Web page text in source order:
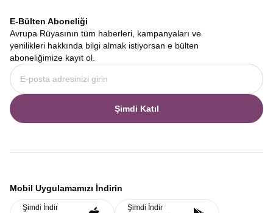
E-Bülten Aboneliği
Avrupa Rüyasının tüm haberleri, kampanyaları ve
yenilikleri hakkında bilgi almak istiyorsan e bülten
aboneliğimize kayıt ol.
Şimdi Katıl
Mobil Uygulamamızı İndirin
Şimdi İndir Şimdi İndir